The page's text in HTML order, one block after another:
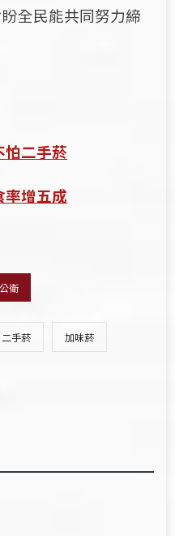
全民能共同努力締
怕二手菸
率增五成
衛
二手菸 加味菸